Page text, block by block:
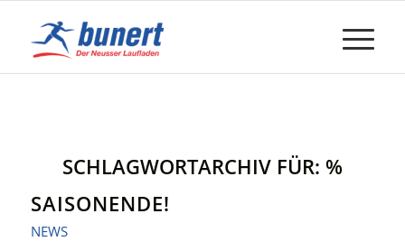
SCHLAGWORTARCHIV FÜR: %
SAISONENDE!
NEWS